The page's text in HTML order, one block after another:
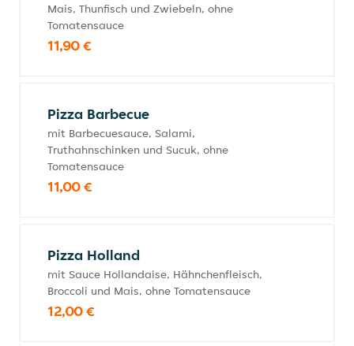
Mais, Thunfisch und Zwiebeln, ohne
Tomatensauce
11,90 €
Pizza Barbecue
mit Barbecuesauce, Salami,
Truthahnschinken und Sucuk, ohne
Tomatensauce
11,00 €
Pizza Holland
mit Sauce Hollandaise, Hähnchenfleisch,
Broccoli und Mais, ohne Tomatensauce
12,00 €